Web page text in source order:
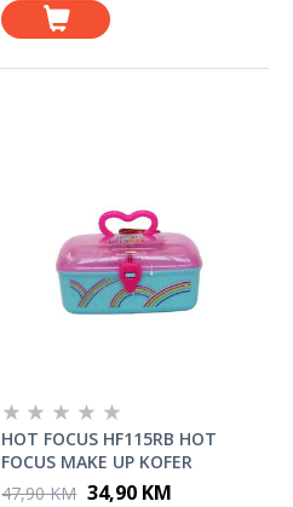
HOT FOCUS HF115RB HOT
FOCUS MAKE UP KOFER
47,90 KM 34,90 KM